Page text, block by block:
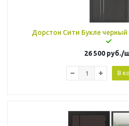
Дорстон Сити Букле черный
26 500 руб./
В